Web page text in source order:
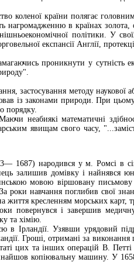
коленої країни полягає
нагромадженню в країнах
політики. У
експансії Англії,
проникнути у сутність
застосування методу наукової
із законами природи. При
порядку.
неабиякі математичні
явищам свого часу,
1687) народився у м. Ромсі в
залишив домівку і найнявся
мовою віршовану письмову
роки навчання поглибив свої
кресленням морських карт,
повернувся і завершив
та хімію.
в Ірландії. Узявши урядовий
Гроші, отримані за виконання
цих та інших операцій В.
копіювальну машину. У